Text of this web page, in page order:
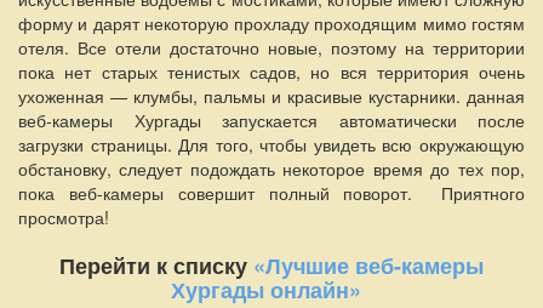
форму и дарят некоторую прохладу проходящим мимо гостям
отеля. Все отели достаточно новые, поэтому на территории
пока нет старых тенистых садов, но вся территория очень
ухоженная — клумбы, пальмы и красивые кустарники. данная
веб-камеры Хургады запускается автоматически после
загрузки страницы. Для того, чтобы увидеть всю окружающую
обстановку, следует подождать некоторое время до тех пор,
пока веб-камеры совершит полный поворот. Приятного
просмотра!
Перейти к списку «Лучшие веб-камеры
Хургады онлайн»